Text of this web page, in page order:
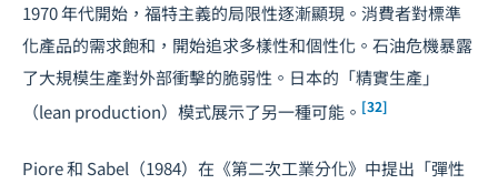
1970 年代開始，福特主義的局限性逐漸顯現。消費者對標準
化產品的需求飽和，開始追求多樣性和個性化。石油危機暴露
了大規模生產對外部衝擊的脆弱性。日本的「精實生產」
（lean production）模式展示了另一種可能。 [32]
Piore 和 Sabel（1984）在《第二次工業分化》中提出「彈性